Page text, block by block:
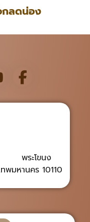
กลดน่อง
ง พระโขนง
านคร 10110